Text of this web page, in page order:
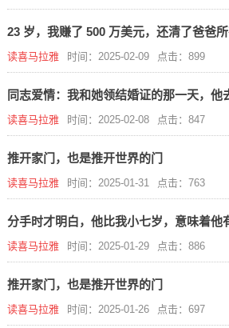
23 岁，我赚了 500 万美元，还清了爸爸
读喜马拉雅 时间：2025-02-09 点击：899
同志爱情：我和她领结婚证的那一天，他
读喜马拉雅 时间：2025-02-08 点击：847
推开家门，也是推开世界的门
读喜马拉雅 时间：2025-01-31 点击：763
分手时才明白，他比我小七岁，意味着他
读喜马拉雅 时间：2025-01-29 点击：886
推开家门，也是推开世界的门
读喜马拉雅 时间：2025-01-26 点击：697